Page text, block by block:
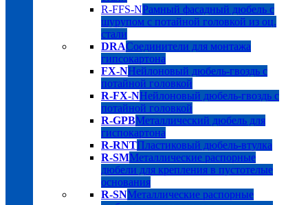
R-FFS-NРамный фасадный дюбель с
шурупом с потайной головкой из оц.
стали
DRAСоединители для монтажа
гипсокартона
FX-NНейлоновый дюбель-гвоздь с
потайной головкой
R-FX-NНейлоновый дюбель-гвоздь с
потайной головкой
R-GPBМеталлический дюбель для
гиспокартона
R-RNTПластиковый дюбель-втулка
R-SMМеталлические распорные
дюбели для крепления в пустотелые
основания
R-SNМеталлические распорные